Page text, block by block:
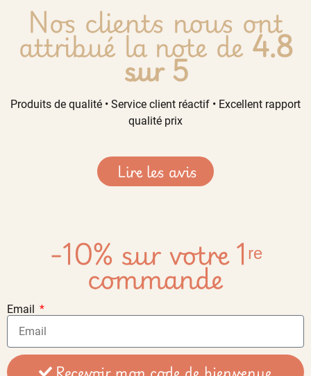
Nos clients nous ont
attribué la note de4.8
sur 5
Produits de qualité • Service client réactif • Excellent rapport
qualité prix
Lire les avis
-10% sur votre 1ʳᵉ
commande
Email